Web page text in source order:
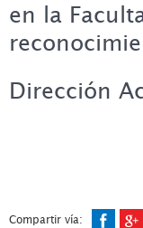
en la
Dirección
Compartir vía: